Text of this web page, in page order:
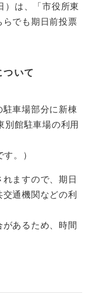
）は、「市役所東
でも期日前投票
いて
車場部分に新棟
別館駐車場の利用
。）
ますので、期日
通機関などの利
あるため、時間